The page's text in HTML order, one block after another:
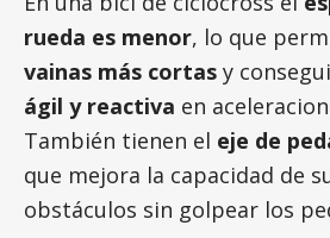
rueda es menor, lo que
vainas más cortas y
ágil y reactiva en
También tienen el eje de
que mejora la capacidad de
obstáculos sin golpear los